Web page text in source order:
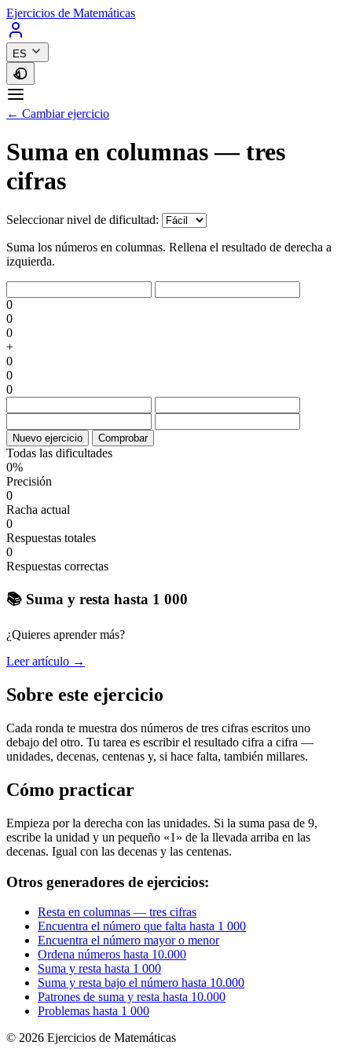
Ejercicios de Matemáticas
ES
← Cambiar ejercicio
Suma en columnas — tres
cifras
Seleccionar nivel de dificultad:
Suma los números en columnas. Rellena el resultado de derecha a
izquierda.
0
0
0
+
0
0
0
Nuevo ejercicio Comprobar
Todas las dificultades
0%
Precisión
0
Racha actual
0
Respuestas totales
0
Respuestas correctas
📚 Suma y resta hasta 1 000
¿Quieres aprender más?
Leer artículo →
Sobre este ejercicio
Cada ronda te muestra dos números de tres cifras escritos uno
debajo del otro. Tu tarea es escribir el resultado cifra a cifra —
unidades, decenas, centenas y, si hace falta, también millares.
Cómo practicar
Empieza por la derecha con las unidades. Si la suma pasa de 9,
escribe la unidad y un pequeño «1» de la llevada arriba en las
decenas. Igual con las decenas y las centenas.
Otros generadores de ejercicios:
Resta en columnas — tres cifras
Encuentra el número que falta hasta 1 000
Encuentra el número mayor o menor
Ordena números hasta 10.000
Suma y resta hasta 1 000
Suma y resta bajo el número hasta 10.000
Patrones de suma y resta hasta 10.000
Problemas hasta 1 000
© 2026 Ejercicios de Matemáticas